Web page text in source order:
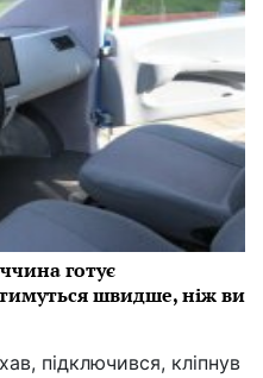
готує
швидше, ніж ви
підключився, кліпнув